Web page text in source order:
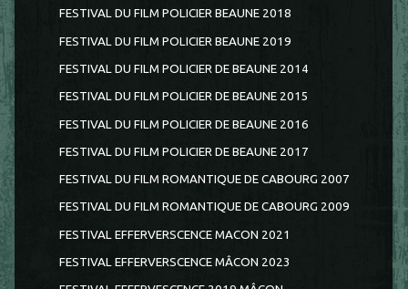
FESTIVAL DU FILM POLICIER BEAUNE 2018
FESTIVAL DU FILM POLICIER BEAUNE 2019
FESTIVAL DU FILM POLICIER DE BEAUNE 2014
FESTIVAL DU FILM POLICIER DE BEAUNE 2015
FESTIVAL DU FILM POLICIER DE BEAUNE 2016
FESTIVAL DU FILM POLICIER DE BEAUNE 2017
FESTIVAL DU FILM ROMANTIQUE DE CABOURG 2007
FESTIVAL DU FILM ROMANTIQUE DE CABOURG 2009
FESTIVAL EFFERVERSCENCE MACON 2021
FESTIVAL EFFERVERSCENCE MÂCON 2023